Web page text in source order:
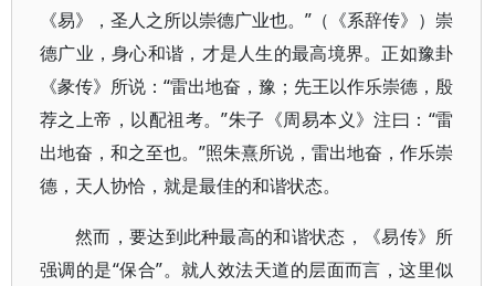
《易》，圣人之所以崇德广业也。”（《系辞传》）崇
德广业，身心和谐，才是人生的最高境界。正如豫卦
《彖传》所说：“雷出地奋，豫；先王以作乐崇德，殷
荐之上帝，以配祖考。”朱子《周易本义》注曰：“雷
出地奋，和之至也。”照朱熹所说，雷出地奋，作乐崇
德，天人协恰，就是最佳的和谐状态。
然而，要达到此种最高的和谐状态，《易传》所
强调的是“保合”。就人效法天道的层面而言，这里似